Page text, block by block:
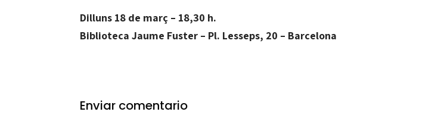
Dilluns 18 de març – 18,30 h.
Biblioteca Jaume Fuster – Pl. Lesseps, 20 – Barcelona
Enviar comentario